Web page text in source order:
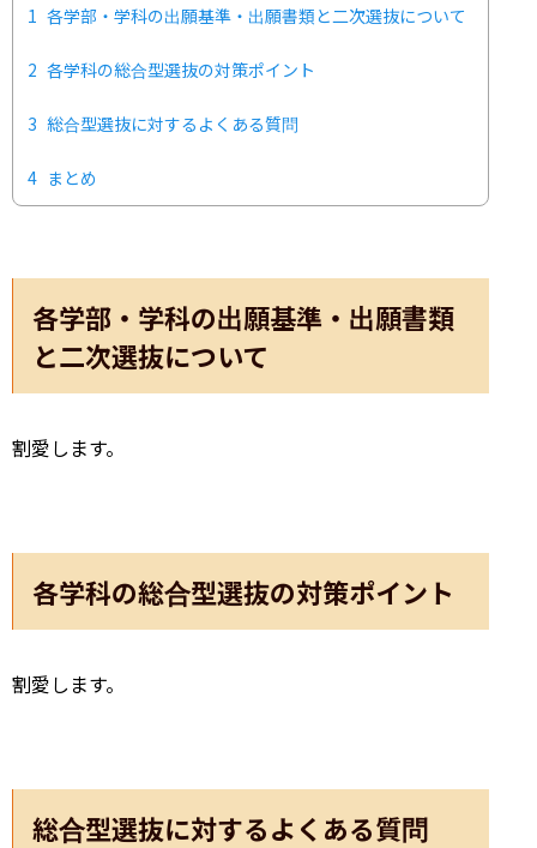
1 各学部・学科の出願基準・出願書類と二次選抜について
2 各学科の総合型選抜の対策ポイント
3 総合型選抜に対するよくある質問
4 まとめ
各学部・学科の出願基準・出願書類
と二次選抜について
割愛します。
各学科の総合型選抜の対策ポイント
割愛します。
総合型選抜に対するよくある質問